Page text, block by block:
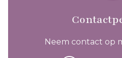
Neem contact op